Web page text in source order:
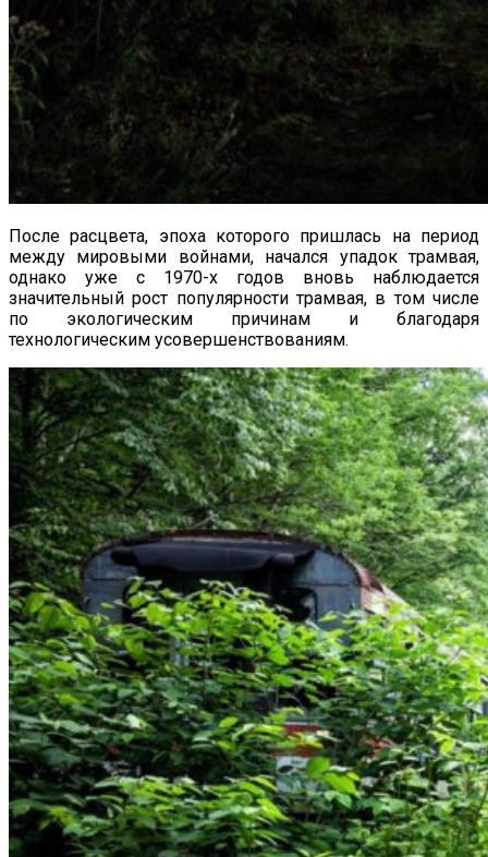
После расцвета, эпоха которого пришлась на период
между мировыми войнами, начался упадок трамвая,
однако уже с 1970-х годов вновь наблюдается
значительный рост популярности трамвая, в том числе
по экологическим причинам и благодаря
технологическим усовершенствованиям.